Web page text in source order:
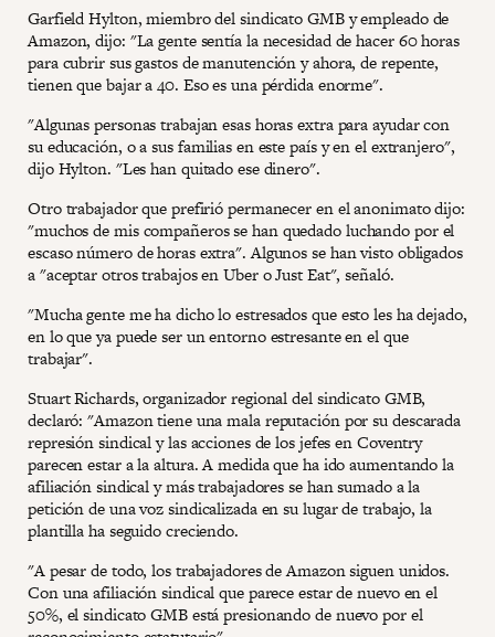
Garfield Hylton, miembro del sindicato GMB y empleado de
Amazon, dijo: "La gente sentía la necesidad de hacer 60 horas
para cubrir sus gastos de manutención y ahora, de repente,
tienen que bajar a 40. Eso es una pérdida enorme".
"Algunas personas trabajan esas horas extra para ayudar con
su educación, o a sus familias en este país y en el extranjero",
dijo Hylton. "Les han quitado ese dinero".
Otro trabajador que prefirió permanecer en el anonimato dijo:
"muchos de mis compañeros se han quedado luchando por el
escaso número de horas extra". Algunos se han visto obligados
a "aceptar otros trabajos en Uber o Just Eat", señaló.
"Mucha gente me ha dicho lo estresados que esto les ha dejado,
en lo que ya puede ser un entorno estresante en el que
trabajar".
Stuart Richards, organizador regional del sindicato GMB,
declaró: "Amazon tiene una mala reputación por su descarada
represión sindical y las acciones de los jefes en Coventry
parecen estar a la altura. A medida que ha ido aumentando la
afiliación sindical y más trabajadores se han sumado a la
petición de una voz sindicalizada en su lugar de trabajo, la
plantilla ha seguido creciendo.
"A pesar de todo, los trabajadores de Amazon siguen unidos.
Con una afiliación sindical que parece estar de nuevo en el
50%, el sindicato GMB está presionando de nuevo por el